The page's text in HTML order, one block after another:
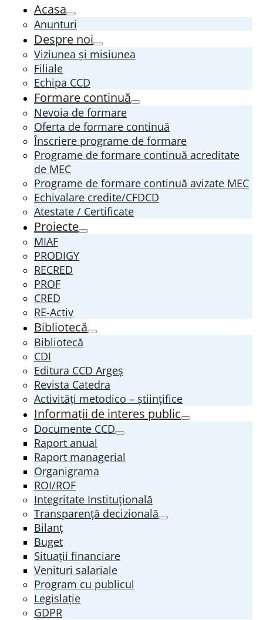
Acasa
Anunturi
Despre noi
Viziunea și misiunea
Filiale
Echipa CCD
Formare continuă
Nevoia de formare
Oferta de formare continuă
Înscriere programe de formare
Programe de formare continuă acreditate
de MEC
Programe de formare continuă avizate MEC
Echivalare credite/CFDCD
Atestate / Certificate
Proiecte
MIAF
PRODIGY
RECRED
PROF
CRED
RE-Activ
Bibliotecă
Bibliotecă
CDI
Editura CCD Argeş
Revista Catedra
Activități metodico – științifice
Informații de interes public
Documente CCD
Raport anual
Raport managerial
Organigrama
ROI/ROF
Integritate Instituțională
Transparenţă decizională
Bilanț
Buget
Situații financiare
Venituri salariale
Program cu publicul
Legislație
GDPR